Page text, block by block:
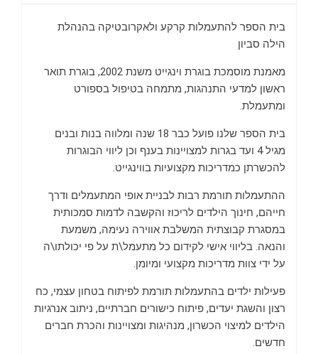
בית הספר להתעמלות קרקע ולאקרובטיקה בהנהלת
הילה סביון
מאמנת מוסמכת בוגרת וינגייט משנת 2002, בוגרת תואר
ראשון למדעי התנהגות, מתמחה בטיפול בספורט
ומתעמלת.
בית הספר שלנו פועל כבר 18 שנה ומלווה בנות ובנים
מגיל 4 ועד בגרות למצויינות בענף וכן ליווי הבוגרות
להכשרתן כמדריכות מקצועיות בווינגייט.
ההתעמלות תורמת רבות לבניית אופי המתעמלים ודרך
חייהם, חינוך הילדים לריכוז והקשבה לדמות סמכותית
במסגרת קבוצתית המשלבת אווירה נעימה, משמעת
והנאה. בליווי אישי לקידום כל מתעמל\ת על פי יכולתו\ה
על ידי צוות מדריכות מקצועי ומיומן.
פעילות ילדים בהתעמלות תורמת לפיתוח בטחון עצמי, כח
רצון והשגת יעדים, פיתוח כישורים חברתיים, ניתוב אנרגיות
הילדים למיצוי הכשרון, מנהיגות ומצויינות והכרת חברים
חדשים.